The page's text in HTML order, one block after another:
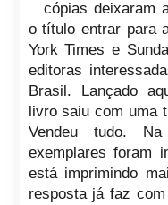
cópias deixaram
o título entrar para
York Times e
editoras
Brasil. Lançado
livro saiu com uma
Vendeu tudo.
exemplares foram
está imprimindo
resposta já faz